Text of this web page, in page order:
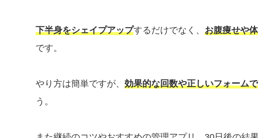
下半身をシェイプアップするだけでなく、 お腹痩せや
です。
やり方は簡単ですが、 効果的な回数や正しいフォーム
う。